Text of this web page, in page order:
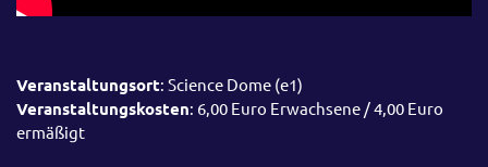
Veranstaltungsort: Science Dome (e1)
Veranstaltungskosten: 6,00 Euro Erwachsene / 4,00 Euro
ermäßigt